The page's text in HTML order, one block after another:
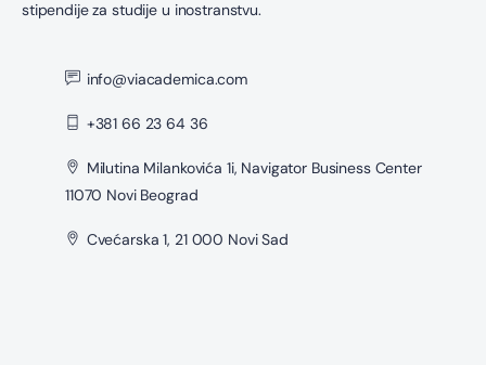
stipendije za studije u inostranstvu.
info@viacademica.com
+381 66 23 64 36
Milutina Milankovića 1i, Navigator Business Center
11070 Novi Beograd
Cvećarska 1, 21 000 Novi Sad